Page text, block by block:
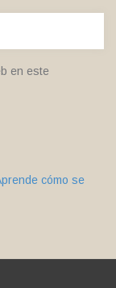
en este
cómo se